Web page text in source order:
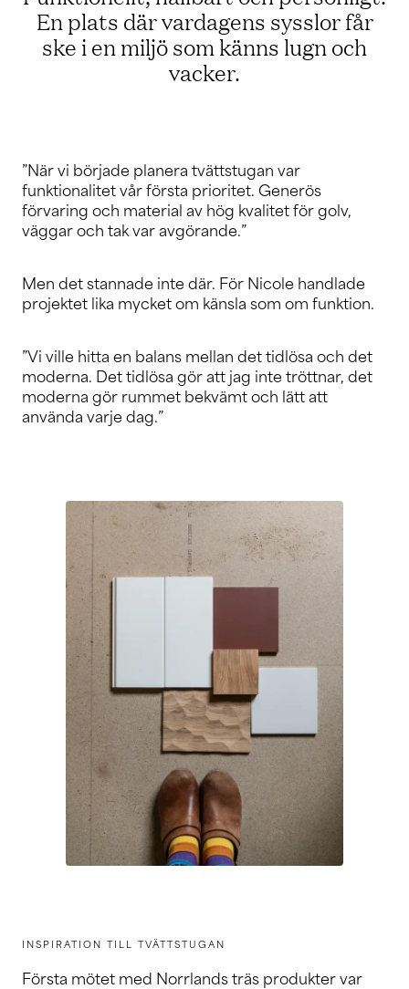
En plats där vardagens sysslor får
ske i en miljö som känns lugn och
vacker.
”När vi började planera tvättstugan var
funktionalitet vår första prioritet. Generös
förvaring och material av hög kvalitet för golv,
väggar och tak var avgörande.”
Men det stannade inte där. För Nicole handlade
projektet lika mycket om känsla som om funktion.
”Vi ville hitta en balans mellan det tidlösa och det
moderna. Det tidlösa gör att jag inte tröttnar, det
moderna gör rummet bekvämt och lätt att
använda varje dag.”
INSPIRATION TILL TVÄTTSTUGAN
Första mötet med Norrlands träs produkter var